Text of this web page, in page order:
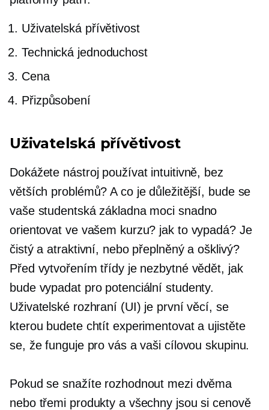
Uživatelská přívětivost
Technická jednoduchost
Cena
Přizpůsobení
Uživatelská přívětivost
Dokážete nástroj používat intuitivně, bez
větších problémů? A co je důležitější, bude se
vaše studentská základna moci snadno
orientovat ve vašem kurzu? jak to vypadá? Je
čistý a atraktivní, nebo přeplněný a ošklivý?
Před vytvořením třídy je nezbytné vědět, jak
bude vypadat pro potenciální studenty.
Uživatelské rozhraní (UI) je první věcí, se
kterou budete chtít experimentovat a ujistěte
se, že funguje pro vás a vaši cílovou skupinu.
Pokud se snažíte rozhodnout mezi dvěma
nebo třemi produkty a všechny jsou si cenově